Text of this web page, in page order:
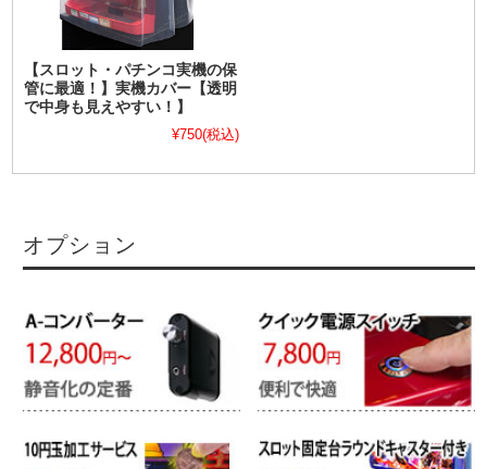
【スロット・パチンコ実機の保
管に最適！】実機カバー【透明
で中身も見えやすい！】
¥750(税込)
オプション